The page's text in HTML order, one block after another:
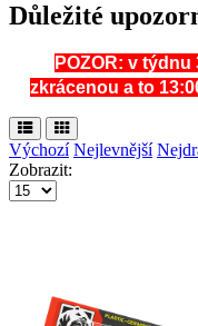
Důležité
POZOR: v
zkrácenou a to
Výchozí Nejlevnější
Zobrazit: